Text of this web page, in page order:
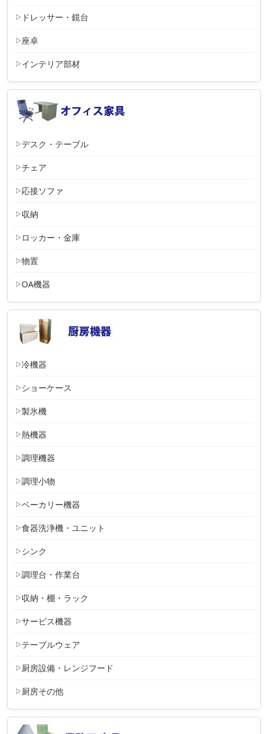
ドレッサー・鏡台
座卓
インテリア部材
デスク・テーブル
チェア
応接ソファ
収納
ロッカー・金庫
物置
OA機器
冷機器
ショーケース
製氷機
熱機器
調理機器
調理小物
ベーカリー機器
食器洗浄機・ユニット
シンク
調理台・作業台
収納・棚・ラック
サービス機器
テーブルウェア
厨房設備・レンジフード
厨房その他